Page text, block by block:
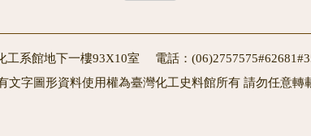
工系館地下一樓93X10室 電話：
文字圖形資料使用權為臺灣化工史料館所有 請勿任意轉